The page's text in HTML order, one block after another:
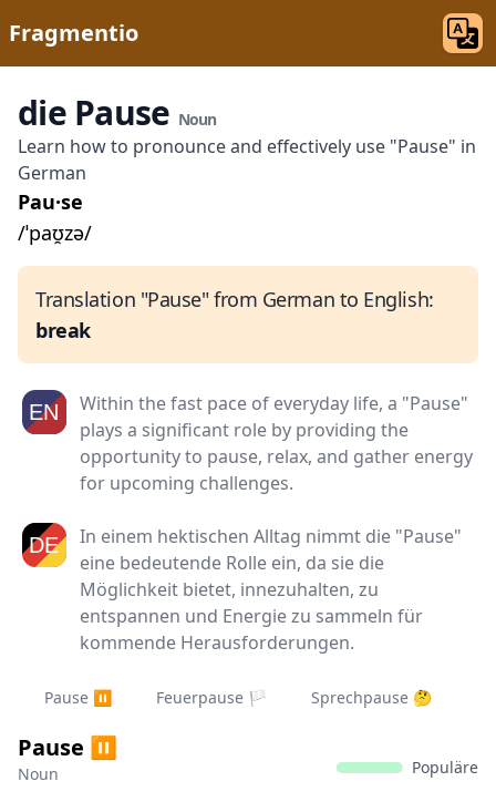
Fragmentio
die Pause Noun
Learn how to pronounce and effectively use "Pause" in
German
Pau·se
/ˈpaʊ̯zə/
Translation "Pause" from German to English:
break
Within the fast pace of everyday life, a "Pause"
plays a significant role by providing the
opportunity to pause, relax, and gather energy
for upcoming challenges.
In einem hektischen Alltag nimmt die "Pause"
eine bedeutende Rolle ein, da sie die
Möglichkeit bietet, innezuhalten, zu
entspannen und Energie zu sammeln für
kommende Herausforderungen.
Pause ⏸️ Feuerpause 🏳️ Sprechpause 🤔
Pause ⏸️
Noun Populäre